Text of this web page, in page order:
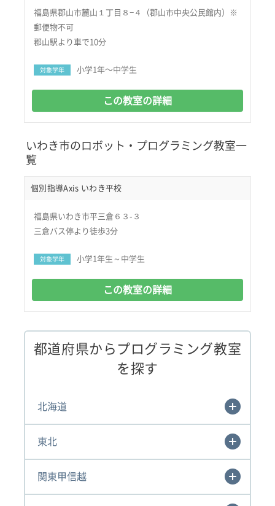
福島県郡山市麓山１丁目８−４（郡山市中央公民館内）※
郵便物不可
郡山駅より車で10分
対象学年 小学1年〜中学生
この教室の詳細
いわき市のロボット・プログラミング教室一
覧
個別指導Axis いわき平校
福島県いわき市平三倉６３-３
三倉バス停より徒歩3分
対象学年 小学1年生～中学生
この教室の詳細
都道府県からプログラミング教室
を探す
北海道
東北
関東甲信越